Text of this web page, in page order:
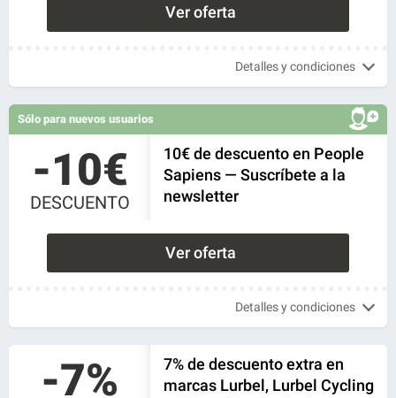
Ver oferta
Detalles y condiciones
Sólo para nuevos usuarios
-10€
DESCUENTO
10€ de descuento en People
Sapiens — Suscríbete a la
newsletter
Ver oferta
Detalles y condiciones
-7%
7% de descuento extra en
marcas Lurbel, Lurbel Cycling